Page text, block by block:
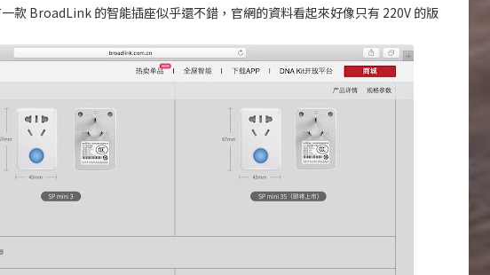
款 BroadLink 的智能插座似乎還不錯，官網的資料看起來好像只有 220V 的版